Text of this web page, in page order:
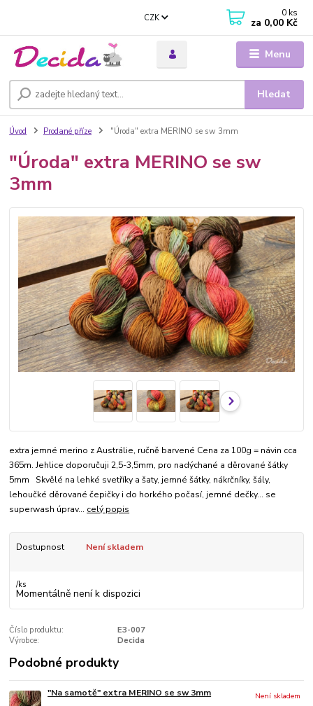
Menu
CZK
Hledat
0 ks
za 0,00 Kč
Úvod Prodané příze "Úroda" extra MERINO se sw 3mm
"Úroda" extra MERINO se sw
3mm
extra jemné merino z Austrálie, ručně barvené Cena za 100g = návin cca
365m. Jehlice doporučuji 2,5-3,5mm, pro nadýchané a děrované šátky
5mm Skvělé na lehké svetříky a šaty, jemné šátky, nákrčníky, šály,
lehoučké děrované čepičky i do horkého počasí, jemné dečky... se
superwash úprav... celý popis
Dostupnost Není skladem
/ks
Momentálně není k dispozici
Číslo produktu:
E3-007
Výrobce:
Decida
Podobné produkty
"Na samotě" extra MERINO se sw 3mm Není skladem